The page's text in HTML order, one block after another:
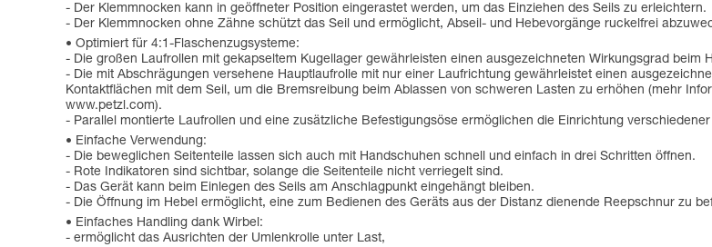
- Der Klemmnocken kann in geöffneter Position eingerastet werden, um das Einziehen des Seils zu erleichtern.
- Der Klemmnocken ohne Zähne schützt das Seil und ermöglicht, Abseil- und Hebevorgänge ruckelfrei
Optimiert für 4:1-Flaschenzugsysteme:
- Die großen Laufrollen mit gekapseltem Kugellager gewährleisten einen ausgezeichneten Wirkungsgrad beim
- Die mit Abschrägungen versehene Hauptlaufrolle mit nur einer Laufrichtung gewährleistet einen
Kontaktflächen mit dem Seil, um die Bremsreibung beim Ablassen von schweren Lasten zu erhöhen (mehr
www.petzl.com).
- Parallel montierte Laufrollen und eine zusätzliche Befestigungsöse ermöglichen die Einrichtung
Einfache Verwendung:
- Die beweglichen Seitenteile lassen sich auch mit Handschuhen schnell und einfach in drei Schritten öffnen.
- Rote Indikatoren sind sichtbar, solange die Seitenteile nicht verriegelt sind.
- Das Gerät kann beim Einlegen des Seils am Anschlagpunkt eingehängt bleiben.
- Die Öffnung im Hebel ermöglicht, eine zum Bedienen des Geräts aus der Distanz dienende Reepschnur zu
Einfaches Handling dank Wirbel:
- ermöglicht das Ausrichten der Umlenkrolle unter Last,